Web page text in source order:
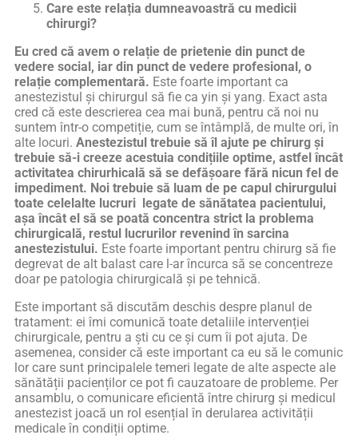
Care este relația dumneavoastră cu medicii
chirurgi?
Eu cred că avem o relație de prietenie din punct de
vedere social, iar din punct de vedere profesional, o
relație complementară. Este foarte important ca
anestezistul și chirurgul să fie ca yin și yang. Exact asta
cred că este descrierea cea mai bună, pentru că noi nu
suntem într-o competiție, cum se întâmplă, de multe ori, în
alte locuri. Anestezistul trebuie să îl ajute pe chirurg și
trebuie să-i creeze acestuia condițiile optime, astfel încât
activitatea chirurhicală să se defășoare fără nicun fel de
impediment. Noi trebuie să luam de pe capul chirurgului
toate celelalte lucruri legate de sănătatea pacientului,
așa încât el să se poată concentra strict la problema
chirurgicală, restul lucrurilor revenind în sarcina
anestezistului. Este foarte important pentru chirurg să fie
degrevat de alt balast care l-ar încurca să se concentreze
doar pe patologia chirurgicală și pe tehnică.
Este important să discutăm deschis despre planul de
tratament: ei îmi comunică toate detaliile intervenției
chirurgicale, pentru a ști cu ce și cum îi pot ajuta. De
asemenea, consider că este important ca eu să le comunic
lor care sunt principalele temeri legate de alte aspecte ale
sănătății pacienților ce pot fi cauzatoare de probleme. Per
ansamblu, o comunicare eficientă între chirurg și medicul
anestezist joacă un rol esențial în derularea activității
medicale în condiții optime.